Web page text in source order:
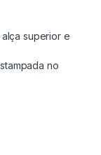
superior e
no